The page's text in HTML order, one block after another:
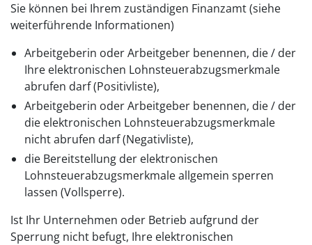
Sie können bei Ihrem zuständigen Finanzamt (siehe
weiterführende Informationen)
Arbeitgeberin oder Arbeitgeber benennen, die / der
Ihre elektronischen Lohnsteuerabzugsmerkmale
abrufen darf (Positivliste),
Arbeitgeberin oder Arbeitgeber benennen, die / der
die elektronischen Lohnsteuerabzugsmerkmale
nicht abrufen darf (Negativliste),
die Bereitstellung der elektronischen
Lohnsteuerabzugsmerkmale allgemein sperren
lassen (Vollsperre).
Ist Ihr Unternehmen oder Betrieb aufgrund der
Sperrung nicht befugt, Ihre elektronischen